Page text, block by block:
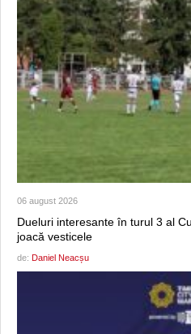
06 august 2026
Dueluri interesante în turul 3 al
joacă vesticele
de: Daniel Neacșu